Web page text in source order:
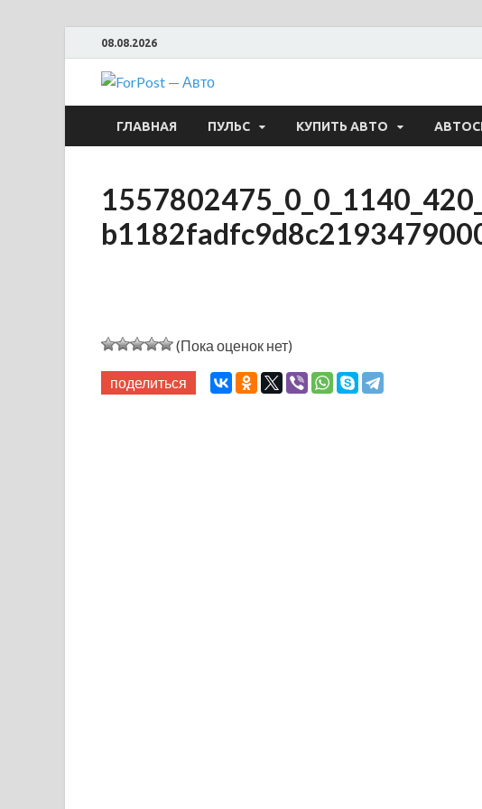
08.08.2026
ForPost —
ГЛАВНАЯ ПУЛЬС КУПИТЬ АВТО
(Пока оценок нет)
поделиться